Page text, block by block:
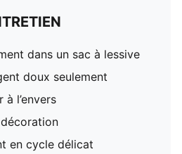
dans un sac à lessive
doux seulement
à l’envers
en cycle délicat